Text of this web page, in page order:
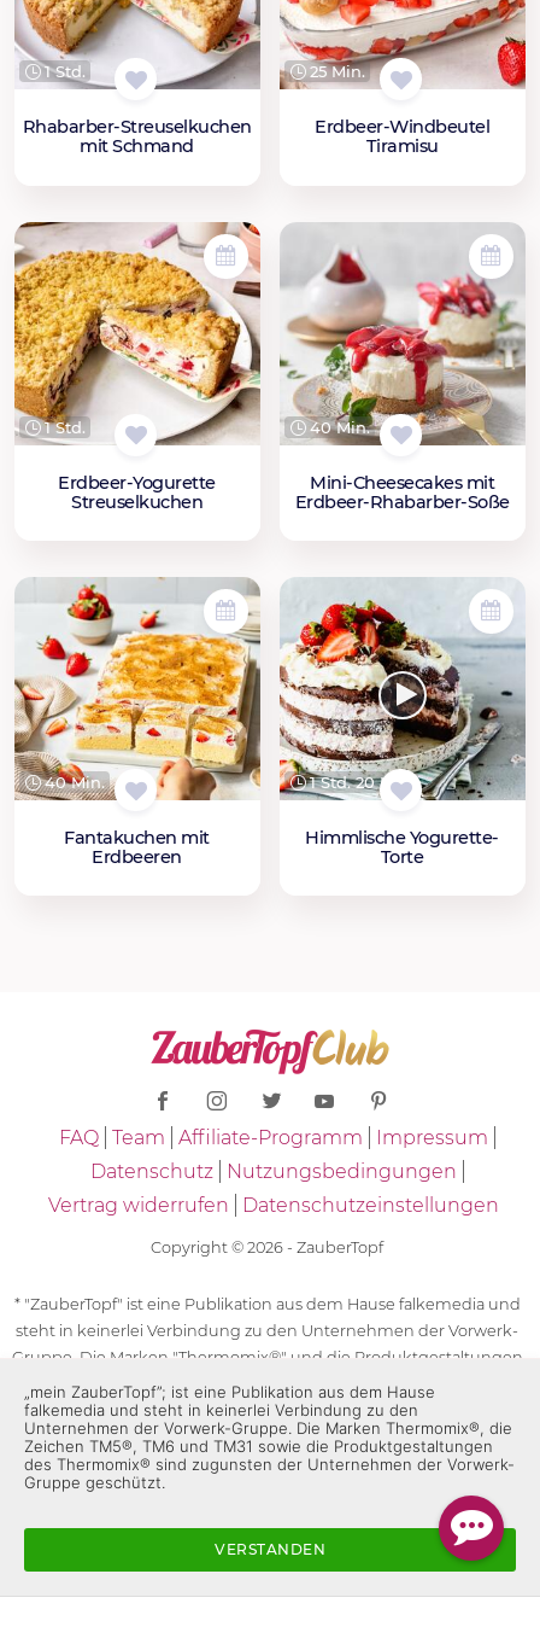
1 Std.
Rhabarber-Streuselkuchen
mit Schmand
25 Min.
Erdbeer-Windbeutel
Tiramisu
1 Std.
Erdbeer-Yogurette
Streuselkuchen
40 Min.
Mini-Cheesecakes mit
Erdbeer-Rhabarber-Soße
40 Min.
Fantakuchen mit
Erdbeeren
1 Std. 20 Min.
Himmlische Yogurette-
Torte
FAQ Team Affiliate-Programm
Impressum
Datenschutz
Nutzungsbedingungen
Vertrag widerrufen
Datenschutzeinstellungen
Copyright © 2026 - ZauberTopf
* "ZauberTopf" ist eine Publikation aus dem Hause falkemedia und
steht in keinerlei Verbindung zu den Unternehmen der Vorwerk-
Gruppe. Die Marken "Thermomix®" und die Produktgestaltungen
des "Thermomix®" sind eingetragene Marken der Unternehmen
der Vorwerk-Gruppe. Die Marken Thermomix®, die Zeichen TM5®,
TM6 und TM31 sowie die Produktgestaltungen des Thermomix®
sind zugunsten der Unternehmen der Vorwerk-Gruppe
geschützt. Für die Rezeptangaben in "ZauberTopf" ist
„mein ZauberTopf”; ist eine Publikation aus dem Hause
falkemedia und steht in keinerlei Verbindung zu den
Unternehmen der Vorwerk-Gruppe. Die Marken Thermomix®, die
Zeichen TM5®, TM6 und TM31 sowie die Produktgestaltungen
des Thermomix® sind zugunsten der Unternehmen der Vorwerk-
Gruppe geschützt.
VERSTANDEN